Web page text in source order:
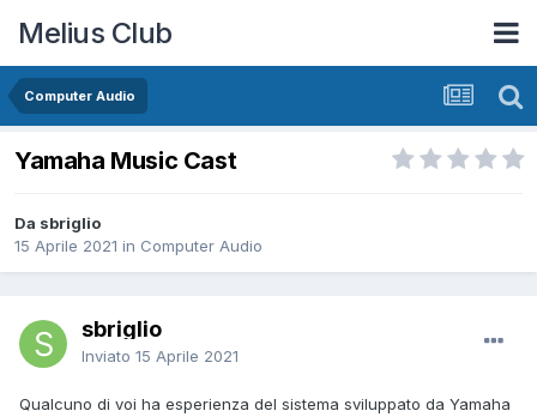
Melius Club
Computer Audio
Yamaha Music Cast
Da sbriglio
15 Aprile 2021 in Computer Audio
sbriglio
Inviato 15 Aprile 2021
Qualcuno di voi ha esperienza del sistema sviluppato da Yamaha